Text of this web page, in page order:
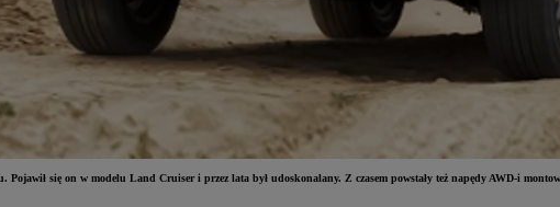
Pojawił się on w modelu Land Cruiser i przez lata był udoskonalany. Z czasem powstały też napędy AWD-i